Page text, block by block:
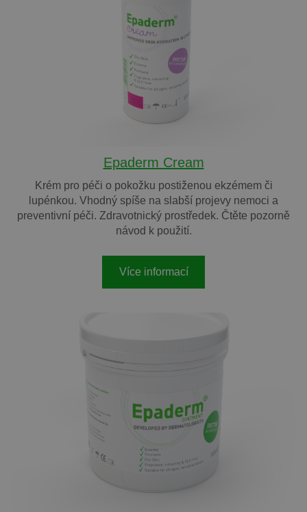
Epaderm Cream
Krém pro péči o pokožku postiženou ekzémem či
lupénkou. Vhodný spíše na slabší projevy nemoci a
preventivní péči. Zdravotnický prostředek. Čtěte pozorně
návod k použití.
Více informací